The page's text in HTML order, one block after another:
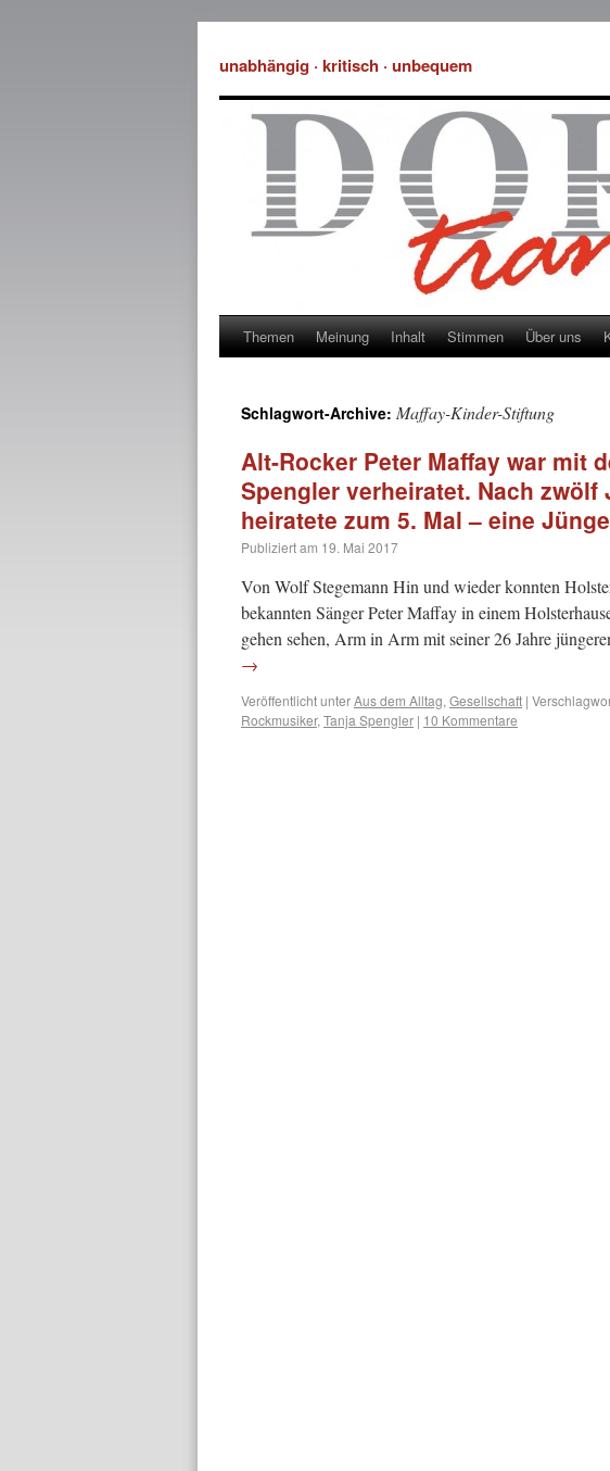
unabhängig · kritisch · unbequem
Themen Meinung Inhalt Stimmen Über uns
Schlagwort-Archive: Maffay-Kinder-Stiftung
Alt-Rocker Peter Maffay war mit
Spengler verheiratet. Nach
heiratete zum 5. Mal – eine
Publiziert am 19. Mai 2017
Von Wolf Stegemann Hin und wieder konnten
bekannten Sänger Peter Maffay in einem
gehen sehen, Arm in Arm mit seiner 26 Jahre
→
Veröffentlicht unterAus dem Alltag, Gesellschaft |
Rockmusiker, Tanja Spengler | 10 Kommentare